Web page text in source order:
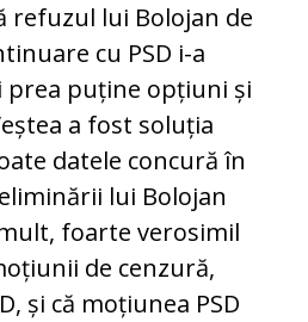
refuzul lui Bolojan de
cu PSD i-a
prea puține opțiuni și
a fost soluția
datele concură în
lui Bolojan
foarte verosimil
de cenzură,
și că moțiunea PSD